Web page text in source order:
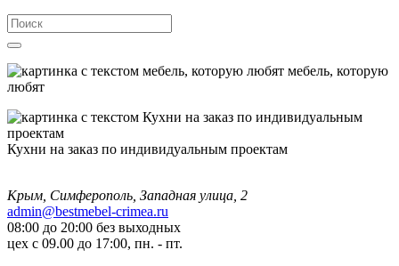
мебель, которую
любят
Кухни на заказ по индивидуальным проектам
Крым, Симферополь, Западная улица, 2
admin@bestmebel-crimea.ru
08:00 до 20:00 без выходных
цех с 09.00 до 17:00, пн. - пт.